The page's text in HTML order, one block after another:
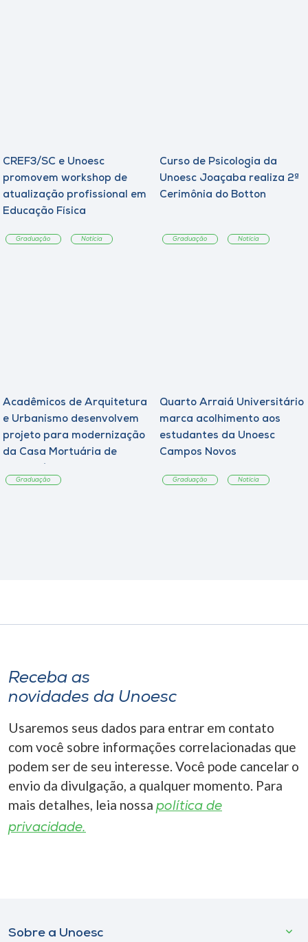
CREF3/SC e Unoesc
promovem workshop de
atualização profissional em
Educação Física
Graduação Notícia
Curso de Psicologia da
Unoesc Joaçaba realiza 2ª
Cerimônia do Botton
Graduação Notícia
Acadêmicos de Arquitetura
e Urbanismo desenvolvem
projeto para modernização
da Casa Mortuária de
Graduação
Quarto Arraiá Universitário
marca acolhimento aos
estudantes da Unoesc
Campos Novos
Graduação Notícia
Receba as
novidades da Unoesc
Usaremos seus dados para entrar em contato
com você sobre informações correlacionadas que
podem ser de seu interesse. Você pode cancelar o
envio da divulgação, a qualquer momento. Para
mais detalhes, leia nossa política de
privacidade.
Sobre a Unoesc